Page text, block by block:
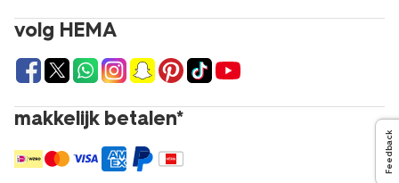
volg HEMA
makkelijk betalen*
Feedback